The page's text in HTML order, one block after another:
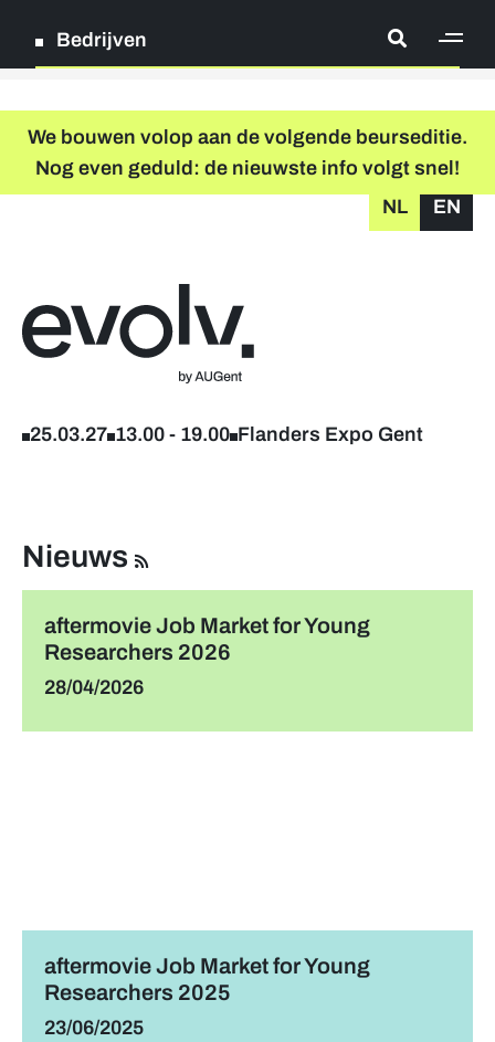
Bedrijven
Log in
Registreer
Deelnamepakketten
Deelnemende bedrijven
Nieuws
Contact
Team
We bouwen volop aan de volgende beurseditie.
Nog even geduld: de nieuwste info volgt snel!
NL
EN
25.03.27 13.00 - 19.00 Flanders Expo Gent
Nieuws
aftermovie Job Market for Young
Researchers 2026
28/04/2026
aftermovie Job Market for Young
Researchers 2025
23/06/2025